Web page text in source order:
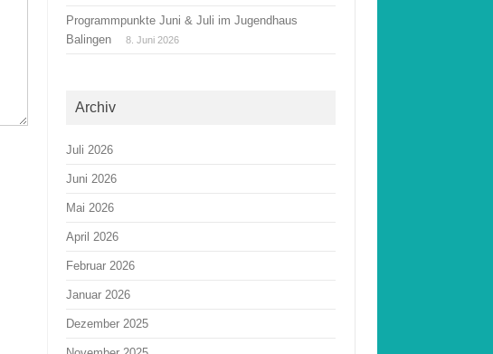
Programmpunkte Juni & Juli im Jugendhaus
Balingen
8. Juni 2026
Archiv
Juli 2026
Juni 2026
Mai 2026
April 2026
Februar 2026
Januar 2026
Dezember 2025